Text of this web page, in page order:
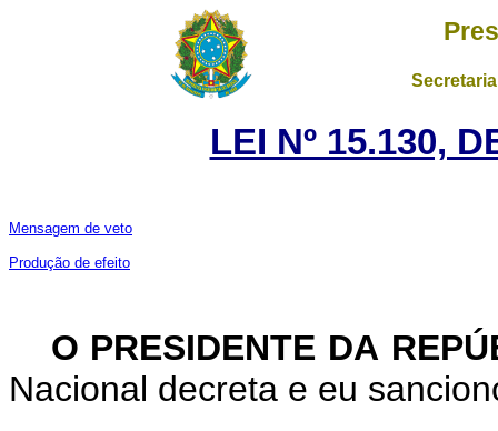
LEI Nº 15.130,
Mensagem de veto
Produção de efeito
O PRESIDENTE DA
Nacional decreta e eu